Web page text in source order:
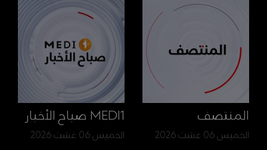
المنتصف
الخميس 06 غشت 2026
MEDI1 صباح الأخبار
الخميس 06 غشت 2026